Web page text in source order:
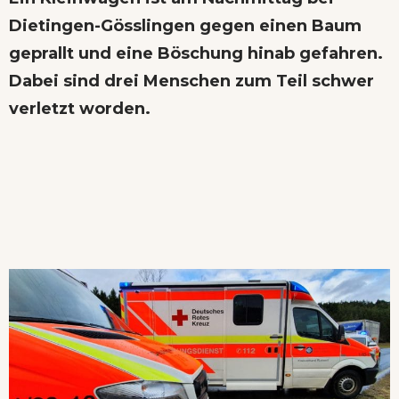
Dietingen-Gösslingen gegen einen Baum
geprallt und eine Böschung hinab gefahren.
Dabei sind drei Menschen zum Teil schwer
verletzt worden.